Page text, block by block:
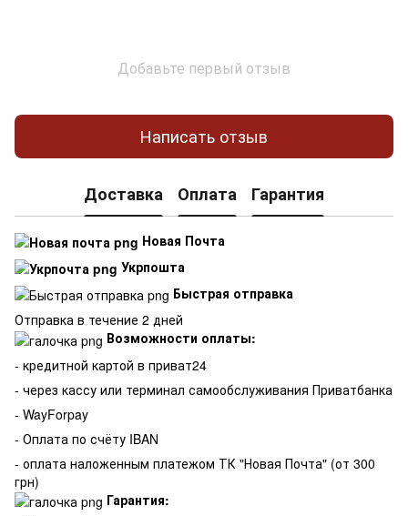
Добавьте первый отзыв
Написать отзыв
Доставка Оплата Гарантия
Новая Почта
Укрпошта
Быстрая отправка
Отправка в течение 2 дней
Возможности оплаты:
- кредитной картой в приват24
- через кассу или терминал самообслуживания Приватбанка
- WayForpay
- Оплата по счёту IBAN
- оплата наложенным платежом ТК "Новая Почта" (от 300
грн)
Гарантия: